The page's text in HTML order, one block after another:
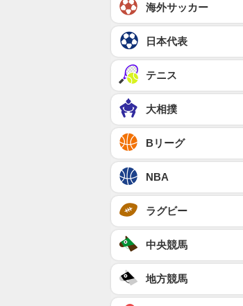
海外サッカー
日本代表
テニス
大相撲
Bリーグ
NBA
ラグビー
中央競馬
地方競馬